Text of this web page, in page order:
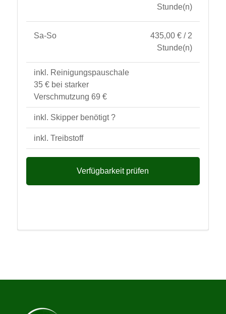
Stunde(n)
Sa-So
435,00 € / 2
Stunde(n)
inkl. Reinigungspauschale
35 € bei starker
Verschmutzung 69 €
inkl. Skipper benötigt ?
inkl. Treibstoff
Verfügbarkeit prüfen